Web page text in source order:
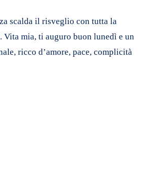
scalda il risveglio con tutta la
Vita mia, ti auguro buon lunedì e un
ricco d’amore, pace, complicità